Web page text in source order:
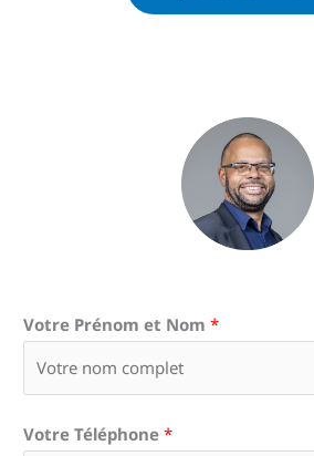
Votre Prénom et Nom *
Votre Téléphone *